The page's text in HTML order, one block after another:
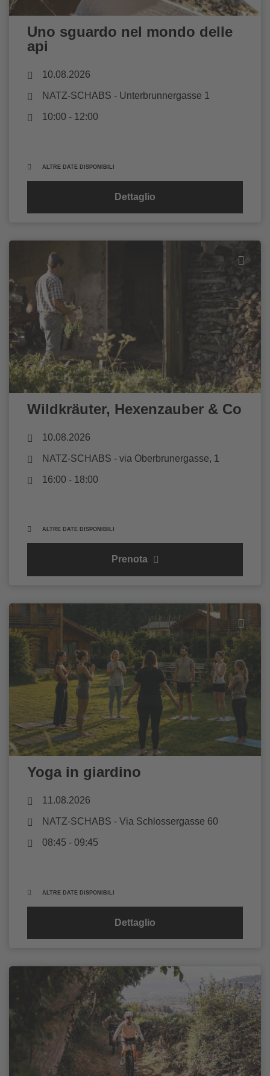
Uno sguardo nel mondo delle
api
10.08.2026
NATZ-SCHABS - Unterbrunnergasse 1
10:00 - 12:00
ALTRE DATE DISPONIBILI
Dettaglio
Wildkräuter, Hexenzauber & Co
10.08.2026
NATZ-SCHABS - via Oberbrunergasse, 1
16:00 - 18:00
ALTRE DATE DISPONIBILI
Prenota
Yoga in giardino
11.08.2026
NATZ-SCHABS - Via Schlossergasse 60
08:45 - 09:45
ALTRE DATE DISPONIBILI
Dettaglio